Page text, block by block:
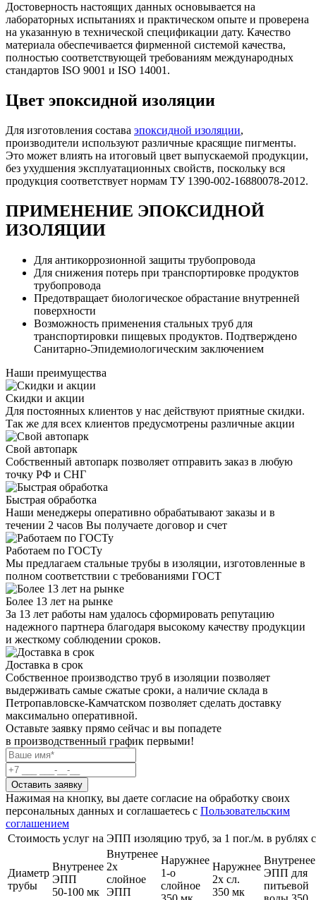
Достоверность настоящих данных основывается на
лабораторных испытаниях и практическом опыте и проверена
на указанную в технической спецификации дату. Качество
материала обеспечивается фирменной системой качества,
полностью соответствующей требованиям международных
стандартов ISO 9001 и ISO 14001.
Цвет эпоксидной изоляции
Для изготовления состава эпоксидной изоляции,
производители используют различные красящие пигменты.
Это может влиять на итоговый цвет выпускаемой продукции,
без ухудшения эксплуатационных свойств, поскольку вся
продукция соответствует нормам ТУ 1390-002-16880078-2012.
ПРИМЕНЕНИЕ ЭПОКСИДНОЙ
ИЗОЛЯЦИИ
Для антикоррозионной защиты трубопровода
Для снижения потерь при транспортировке продуктов
трубопровода
Предотвращает биологическое обрастание внутренней
поверхности
Возможность применения стальных труб для
транспортировки пищевых продуктов. Подтверждено
Санитарно-Эпидемиологическим заключением
Наши преимущества
Скидки и акции
Для постоянных клиентов у нас действуют приятные скидки.
Так же для всех клиентов предусмотрены различные акции
Свой автопарк
Собственный автопарк позволяет отправить заказ в любую
точку РФ и СНГ
Быстрая обработка
Наши менеджеры оперативно обрабатывают заказы и в
течении 2 часов Вы получаете договор и счет
Работаем по ГОСТу
Мы предлагаем стальные трубы в изоляции, изготовленные в
полном соответствии с требованиями ГОСТ
Более 13 лет на рынке
За 13 лет работы нам удалось сформировать репутацию
надежного партнера благодаря высокому качеству продукции
и жесткому соблюдении сроков.
Доставка в срок
Собственное производство труб в изоляции позволяет
выдерживать самые сжатые сроки, а наличие склада в
Петропавловске-Камчатском позволяет сделать доставку
максимально оперативной.
Оставьте заявку прямо сейчас и вы попадете
в производственный график первыми!
Оставить заявку
Нажимая на кнопку, вы даете согласие на обработку своих
персональных данных и соглашаетесь с Пользовательским
соглашением
Стоимость услуг на ЭПП изоляцию труб, за 1 пог./м. в рублях
Диаметр
трубы
Внутренее
ЭПП
50-100 мк
Внутренее
2х
слойное
ЭПП
Наружнее
1-о
слойное
Наружнее
2х сл.
350 мк
Внутренее
ЭПП для
питьевой